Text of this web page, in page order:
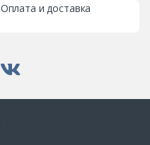
Оплата и доставка